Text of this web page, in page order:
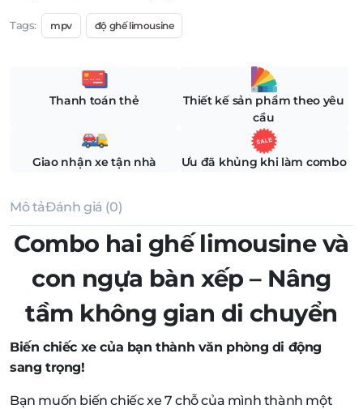
Tags: mpv độ ghế limousine
Thanh toán thẻ
Thiết kế sản phẩm theo yêu
cầu
Giao nhận xe tận nhà Ưu đã khủng khi làm combo
Mô tảĐánh giá (0)
Combo hai ghế limousine và
con ngựa bàn xếp – Nâng
tầm không gian di chuyển
Biến chiếc xe của bạn thành văn phòng di động
sang trọng!
Bạn muốn biến chiếc xe 7 chỗ của mình thành một